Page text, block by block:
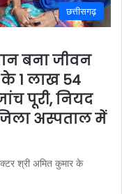
छत्तीसगढ़
बना जीवन
1 लाख 54
पूरी, नियद
अस्पताल में
श्री अमित कुमार के